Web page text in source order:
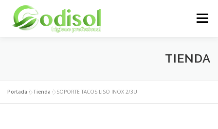
contenido
Menú
ÁREA CLIENTES CONTACTO
TIENDA
Portada »Tienda »SOPORTE TACOS LISO INOX 2/3U